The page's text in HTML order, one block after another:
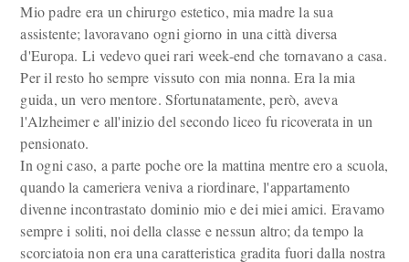
Mio padre era un chirurgo estetico, mia madre la sua
assistente; lavoravano ogni giorno in una città diversa
d'Europa. Li vedevo quei rari week-end che tornavano a casa.
Per il resto ho sempre vissuto con mia nonna. Era la mia
guida, un vero mentore. Sfortunatamente, però, aveva
l'Alzheimer e all'inizio del secondo liceo fu ricoverata in un
pensionato.
In ogni caso, a parte poche ore la mattina mentre ero a scuola,
quando la cameriera veniva a riordinare, l'appartamento
divenne incontrastato dominio mio e dei miei amici. Eravamo
sempre i soliti, noi della classe e nessun altro; da tempo la
scorciatoia non era una caratteristica gradita fuori dalla nostra